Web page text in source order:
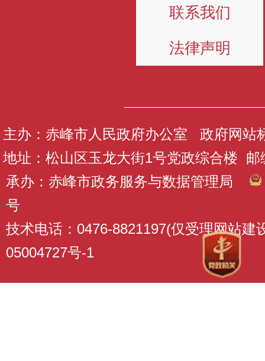
联系我们
法律声明
主办：赤峰市人民政府办公室 政府网站
地址：松山区玉龙大街1号党政综合楼 邮
承办：赤峰市政务服务与数据管理局
号
技术电话：0476-8821197(仅受理网站建
05004727号-1